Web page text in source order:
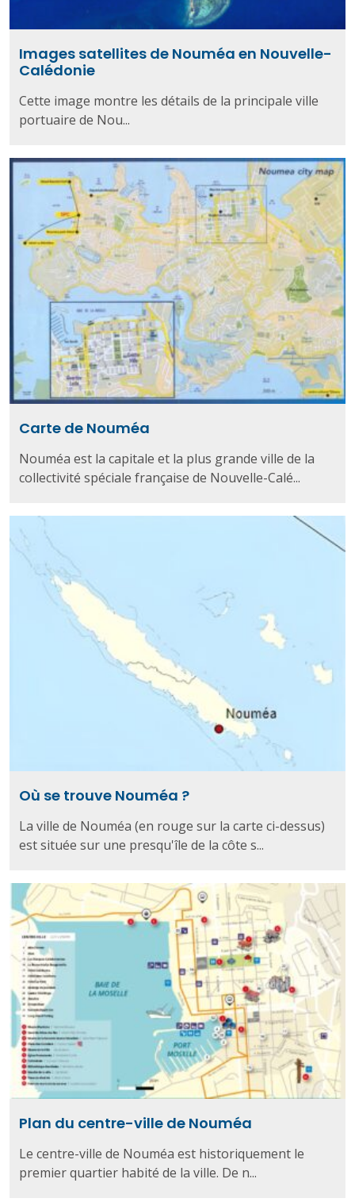
Images satellites de Nouméa en Nouvelle-
Calédonie
Cette image montre les détails de la principale ville
portuaire de Nou...
Carte de Nouméa
Nouméa est la capitale et la plus grande ville de la
collectivité spéciale française de Nouvelle-Calé...
Où se trouve Nouméa ?
La ville de Nouméa (en rouge sur la carte ci-dessus)
est située sur une presqu'île de la côte s...
Plan du centre-ville de Nouméa
Le centre-ville de Nouméa est historiquement le
premier quartier habité de la ville. De n...